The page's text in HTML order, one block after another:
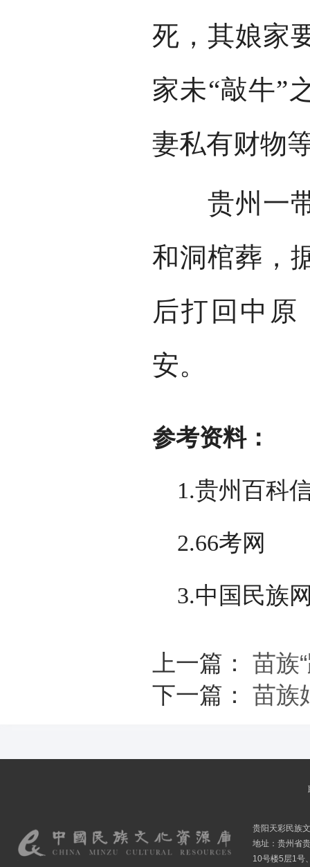
死，其娘家
家未“敲牛”
妻私有财物
贵州一带
和洞棺葬，
后打回中原
安。
参考资料：
1.贵州百科
2.66考网
3.中国民族
上一篇： 苗族
下一篇： 苗族
贵阳天彩民族
地址：贵州省
10号楼5层1号